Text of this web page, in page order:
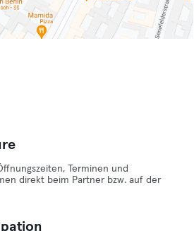
Terminen und
direkt beim Partner bzw. auf der